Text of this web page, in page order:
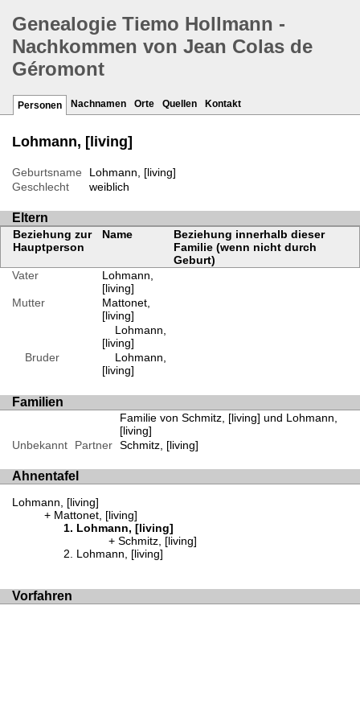
Genealogie Tiemo Hollmann -
Nachkommen von Jean Colas de
Géromont
Personen Nachnamen Orte Quellen Kontakt
Lohmann, [living]
Geburtsname
Lohmann, [living]
Geschlecht
weiblich
Eltern
Beziehung zur
Hauptperson
Name
Beziehung innerhalb dieser
Familie (wenn nicht durch
Geburt)
Vater
Lohmann,
[living]
Mutter
Mattonet,
[living]
Lohmann,
[living]
Bruder
Lohmann,
[living]
Familien
Familie von Schmitz, [living] und Lohmann,
[living]
Unbekannt
Partner Schmitz, [living]
Ahnentafel
Lohmann, [living]
Mattonet, [living]
Lohmann, [living]
Schmitz, [living]
Lohmann, [living]
Vorfahren